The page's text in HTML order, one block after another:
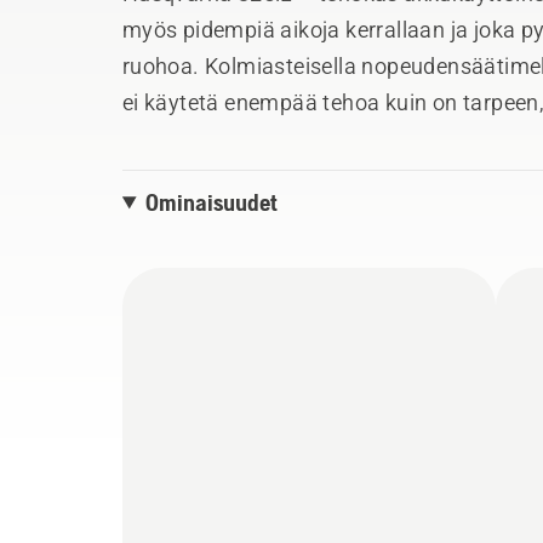
myös pidempiä aikoja kerrallaan ja joka
ruohoa. Kolmiasteisella
ei käytetä enempää tehoa kuin on
mallissa on hiiliharjaton moottori, joka
Ominaisuudet